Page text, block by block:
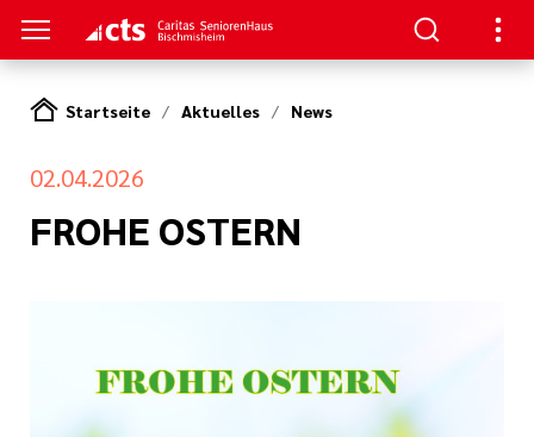
Startseite Aktuelles News
02.04.2026
FROHE OSTERN